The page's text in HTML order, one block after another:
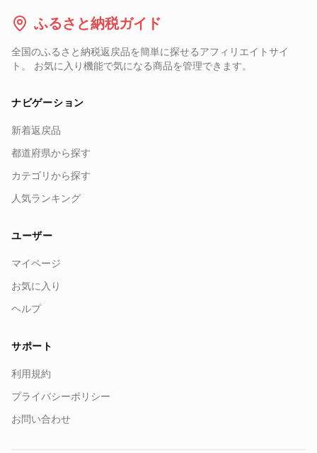
ふるさと納税ガイド
全国のふるさと納税返戻品を簡単に探せるアフィリエイトサイ
ト。 お気に入り機能で気になる商品を管理できます。
ナビゲーション
新着返戻品
都道府県から探す
カテゴリから探す
人気ランキング
ユーザー
マイページ
お気に入り
ヘルプ
サポート
利用規約
プライバシーポリシー
お問い合わせ